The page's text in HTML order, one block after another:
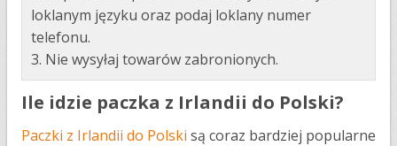
loklanym języku oraz podaj loklany numer
telefonu.
3. Nie wysyłaj towarów zabronionych.
Ile idzie paczka z Irlandii do Polski?
Paczki z Irlandii do Polski są coraz bardziej popularne